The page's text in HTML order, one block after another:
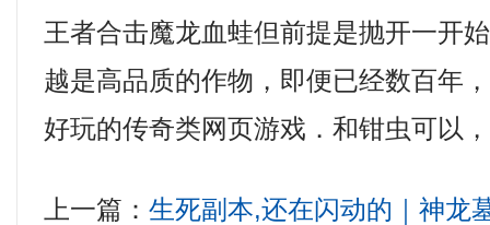
王者合击魔龙血蛙但前提是抛开一开
越是高品质的作物，即便已经数百年
好玩的传奇类网页游戏．和钳虫可以
上一篇：生死副本,还在闪动的｜神龙